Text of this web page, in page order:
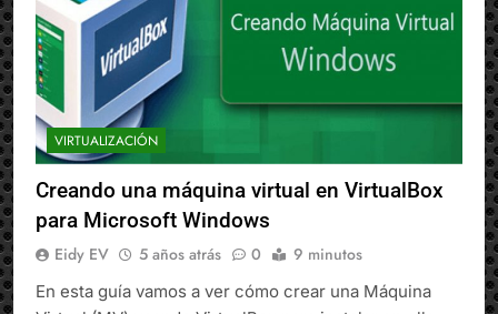
VIRTUALIZACIÓN
Creando una máquina virtual en VirtualBox
para Microsoft Windows
Eidy EV 5 años atrás 0 9 minutos
En esta guía vamos a ver cómo crear una Máquina